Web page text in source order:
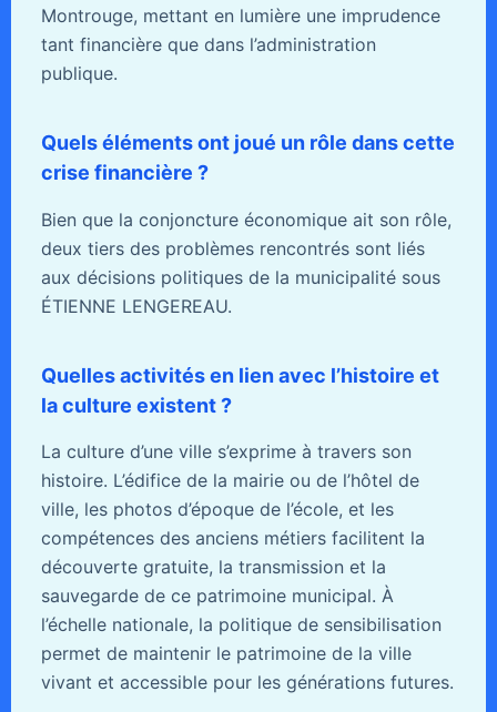
Montrouge, mettant en lumière une imprudence
tant financière que dans l’administration
publique.
Quels éléments ont joué un rôle dans cette
crise financière ?
Bien que la conjoncture économique ait son rôle,
deux tiers des problèmes rencontrés sont liés
aux décisions politiques de la municipalité sous
ÉTIENNE LENGEREAU.
Quelles activités en lien avec l’histoire et
la culture existent ?
La culture d’une ville s’exprime à travers son
histoire. L’édifice de la mairie ou de l’hôtel de
ville, les photos d’époque de l’école, et les
compétences des anciens métiers facilitent la
découverte gratuite, la transmission et la
sauvegarde de ce patrimoine municipal. À
l’échelle nationale, la politique de sensibilisation
permet de maintenir le patrimoine de la ville
vivant et accessible pour les générations futures.